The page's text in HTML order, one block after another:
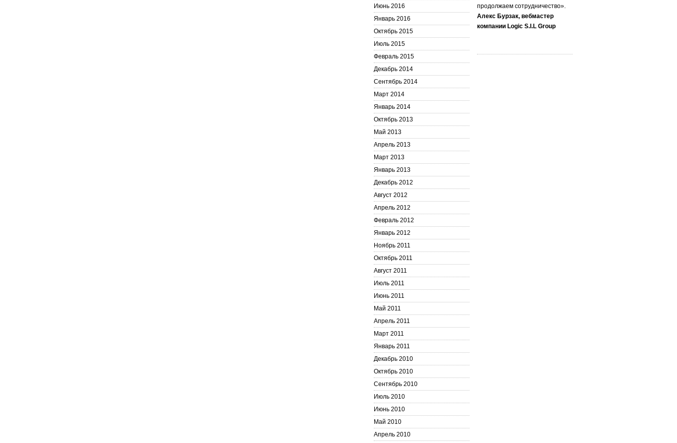
Июнь 2016
Январь 2016
Октябрь 2015
Июль 2015
Февраль 2015
Декабрь 2014
Сентябрь 2014
Март 2014
Январь 2014
Октябрь 2013
Май 2013
Апрель 2013
Март 2013
Январь 2013
Декабрь 2012
Август 2012
Апрель 2012
Февраль 2012
Январь 2012
Ноябрь 2011
Октябрь 2011
Август 2011
Июль 2011
Июнь 2011
Май 2011
Апрель 2011
Март 2011
Январь 2011
Декабрь 2010
Октябрь 2010
Сентябрь 2010
Июль 2010
Июнь 2010
Май 2010
Апрель 2010
продолжаем сотрудничество».
Алекс Бурзак, вебмастер
компании Logic S.I.L Group